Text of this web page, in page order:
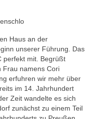
Haus an der
unserer Führung. Das
perfekt mit. Begrüßt
Frau namens Cori
erfuhren wir mehr über
im 14. Jahrhundert
Zeit wandelte es sich
zunächst zu einem Teil